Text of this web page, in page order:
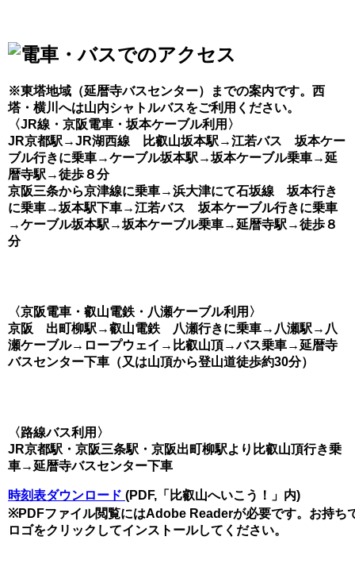
※東塔地域（延暦寺バスセンター）までの案内です。西
塔・横川へは山内シャトルバスをご利用ください。
〈JR線・京阪電車・坂本ケーブル利用〉
JR京都駅→JR湖西線 比叡山坂本駅→江若バス 坂本ケー
ブル行きに乗車→ケーブル坂本駅→坂本ケーブル乗車→延
暦寺駅→徒歩８分
京阪三条から京津線に乗車→浜大津にて石坂線 坂本行き
に乗車→坂本駅下車→江若バス 坂本ケーブル行きに乗車
→ケーブル坂本駅→坂本ケーブル乗車→延暦寺駅→徒歩８
分
〈京阪電車・叡山電鉄・八瀬ケーブル利用〉
京阪 出町柳駅→叡山電鉄 八瀬行きに乗車→八瀬駅→八
瀬ケーブル→ロープウェイ→比叡山頂→バス乗車→延暦寺
バスセンター下車（又は山頂から登山道徒歩約30分）
〈路線バス利用〉
JR京都駅・京阪三条駅・京阪出町柳駅より比叡山頂行き乗
車→延暦寺バスセンター下車
時刻表ダウンロード (PDF,「比叡山へいこう！」内)
※PDFファイル閲覧にはAdobe Readerが必要です。お持ち
ロゴをクリックしてインストールしてください。